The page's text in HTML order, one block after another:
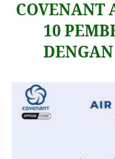
COVENANT
10